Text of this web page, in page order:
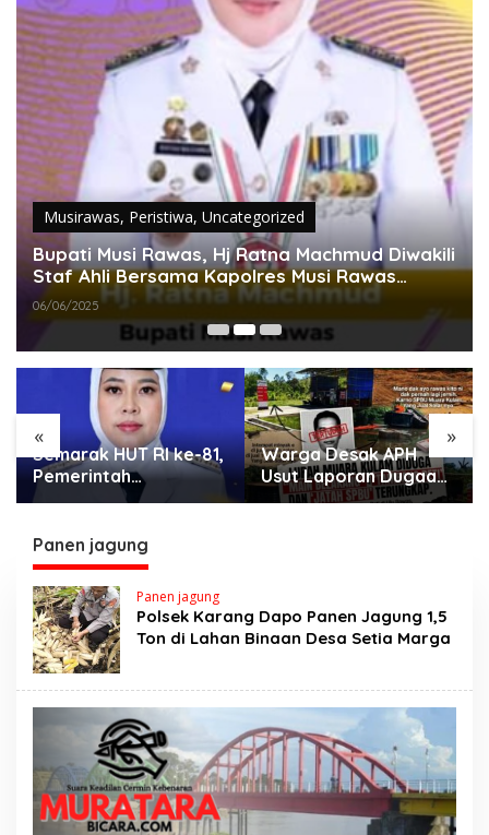
Musirawas, Peristiwa, Uncategorized
Bupati Musi Rawas, Hj Ratna Machmud Diwakili
Staf Ahli Bersama Kapolres Musi Rawas
Panen Jagung Di SP 3 Desa Marga Baru,
Muara Lakitan
06/06/2025
« »
Semarak HUT RI ke-81,
Pemerintah
Kecamatan Rawas Ulu
Warga Desak APH
Usut Laporan Dugaan
Keterlibatan Oknum
Panen jagung
Panen jagung
Polsek Karang Dapo Panen Jagung 1,5
Ton di Lahan Binaan Desa Setia Marga